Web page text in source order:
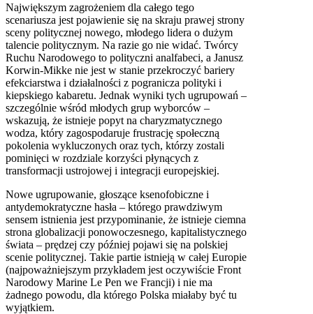
Największym zagrożeniem dla całego tego
scenariusza jest pojawienie się na skraju prawej strony
sceny politycznej nowego, młodego lidera o dużym
talencie politycznym. Na razie go nie widać. Twórcy
Ruchu Narodowego to polityczni analfabeci, a Janusz
Korwin-Mikke nie jest w stanie przekroczyć bariery
efekciarstwa i działalności z pogranicza polityki i
kiepskiego kabaretu. Jednak wyniki tych ugrupowań –
szczególnie wśród młodych grup wyborców –
wskazują, że istnieje popyt na charyzmatycznego
wodza, który zagospodaruje frustrację społeczną
pokolenia wykluczonych oraz tych, którzy zostali
pominięci w rozdziale korzyści płynących z
transformacji ustrojowej i integracji europejskiej.
Nowe ugrupowanie, głoszące ksenofobiczne i
antydemokratyczne hasła – którego prawdziwym
sensem istnienia jest przypominanie, że istnieje ciemna
strona globalizacji ponowoczesnego, kapitalistycznego
świata – prędzej czy później pojawi się na polskiej
scenie politycznej. Takie partie istnieją w całej Europie
(najpoważniejszym przykładem jest oczywiście Front
Narodowy Marine Le Pen we Francji) i nie ma
żadnego powodu, dla którego Polska miałaby być tu
wyjątkiem.